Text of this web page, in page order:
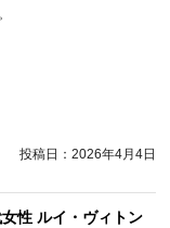
投稿日： 2026年4月4日
性 ルイ・ヴィトン